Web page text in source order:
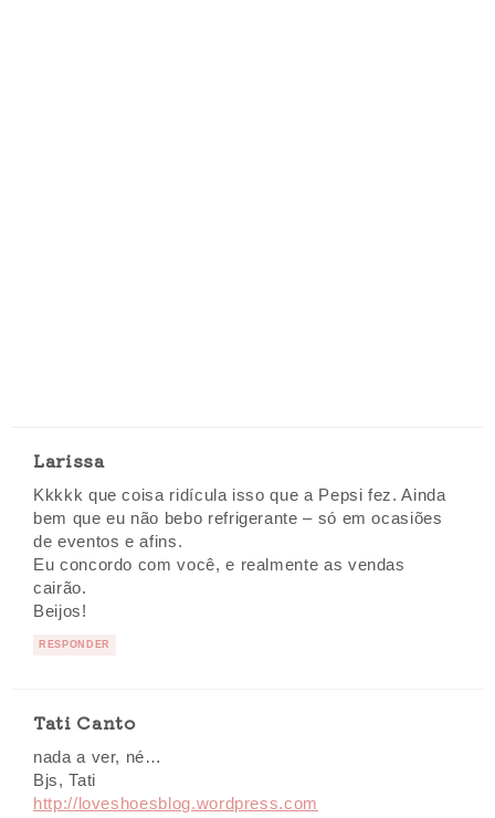
Larissa
Kkkkk que coisa ridícula isso que a Pepsi fez. Ainda
bem que eu não bebo refrigerante – só em ocasiões
de eventos e afins.
Eu concordo com você, e realmente as vendas
cairão.
Beijos!
RESPONDER
Tati Canto
nada a ver, né…
Bjs, Tati
http://loveshoesblog.wordpress.com